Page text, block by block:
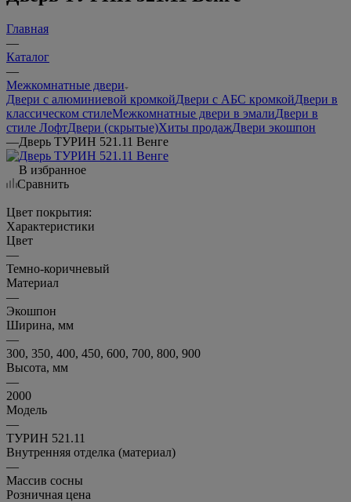
Главная
—
Каталог
—
Межкомнатные двери
Двери с алюминиевой кромкойДвери с АБС кромкойДвери в
классическом стилеМежкомнатные двери в эмалиДвери в
стиле ЛофтДвери (скрытые)Хиты продажДвери экошпон
—Дверь ТУРИН 521.11 Венге
В избранное
Сравнить
Цвет покрытия:
Характеристики
Цвет
—
Темно-коричневый
Материал
—
Экошпон
Ширина, мм
—
300, 350, 400, 450, 600, 700, 800, 900
Высота, мм
—
2000
Модель
—
ТУРИН 521.11
Внутренняя отделка (материал)
—
Массив сосны
Розничная цена